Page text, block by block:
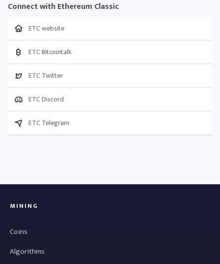
Connect with Ethereum Classic
ETC website
ETC Bitcointalk
ETC Twitter
ETC Discord
ETC Telegram
MINING
Coins
Algorithms